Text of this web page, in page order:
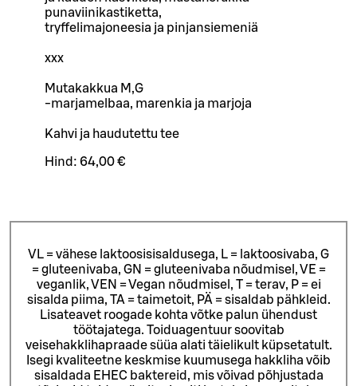
punaviinikastiketta,
tryffelimajoneesia ja pinjansiemeniä
xxx
Mutakakkua M,G
-marjamelbaa, marenkia ja marjoja
Kahvi ja haudutettu tee
Hind: 64,00 €
VL = vähese laktoosisisaldusega, L = laktoosivaba, G
= gluteenivaba, GN = gluteenivaba nõudmisel, VE =
veganlik, VEN = Vegan nõudmisel, T = terav, P = ei
sisalda piima, TA = taimetoit, PÄ = sisaldab pähkleid.
Lisateavet roogade kohta võtke palun ühendust
töötajatega. Toiduagentuur soovitab
veisehakklihapraade süüa alati täielikult küpsetatult.
Isegi kvaliteetne keskmise kuumusega hakkliha võib
sisaldada EHEC baktereid, mis võivad põhjustada